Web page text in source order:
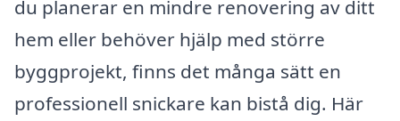
du planerar en mindre renovering av ditt
hem eller behöver hjälp med större
byggprojekt, finns det många sätt en
professionell snickare kan bistå dig. Här